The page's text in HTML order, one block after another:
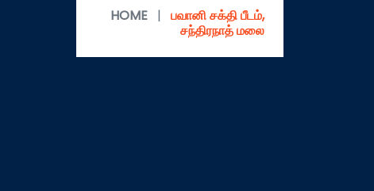
HOME |
பவானி சக்தி பீடம்,
சந்திரநாத் மலை